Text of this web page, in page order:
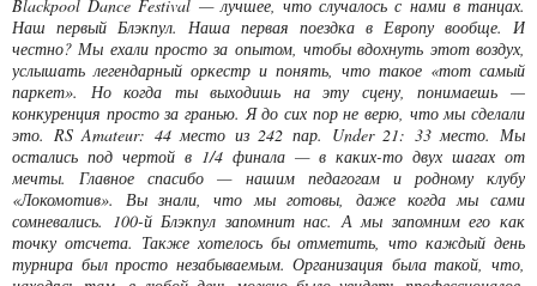
Blackpool Dance Festival — лучшее, что случалось с нами в танцах.
Наш первый Блэкпул. Наша первая поездка в Европу вообще. И
честно? Мы ехали просто за опытом, чтобы вдохнуть этот воздух,
услышать легендарный оркестр и понять, что такое «тот самый
паркет». Но когда ты выходишь на эту сцену, понимаешь —
конкуренция просто за гранью. Я до сих пор не верю, что мы сделали
это. RS Amateur: 44 место из 242 пар. Under 21: 33 место. Мы
остались под чертой в 1/4 финала — в каких-то двух шагах от
мечты. Главное спасибо — нашим педагогам и родному клубу
«Локомотив». Вы знали, что мы готовы, даже когда мы сами
сомневались. 100-й Блэкпул запомнит нас. А мы запомним его как
точку отсчета. Также хотелось бы отметить, что каждый день
турнира был просто незабываемым. Организация была такой, что,